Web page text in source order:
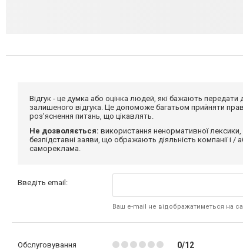
Відгук - це думка або оцінка людей, які бажають
залишеного відгука. Це допоможе багатьом прийняти
роз'яснення питань, що цікавлять.
Не дозволяється: використання ненормативної
безпідставні заяви, що ображають діяльність компанії і /
самореклама.
Введіть email:
Ваш e-mail не відображатиметься на
Обслуговування 0/12